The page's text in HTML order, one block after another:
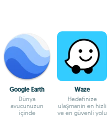
Google Earth
Dünya
avucunuzun
içinde
Waze
Hedefinize
ulaşmanın en hızlı
ve en güvenli yolu